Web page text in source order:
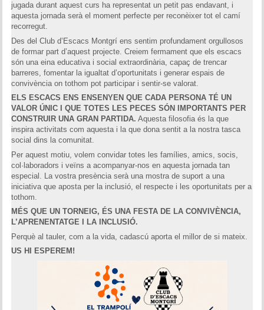
jugada durant aquest curs ha representat un petit pas endavant, i
aquesta jornada serà el moment perfecte per reconèixer tot el camí
recorregut.
Des del Club d’Escacs Montgrí ens sentim profundament orgullosos
de formar part d’aquest projecte. Creiem fermament que els escacs
són una eina educativa i social extraordinària, capaç de trencar
barreres, fomentar la igualtat d’oportunitats i generar espais de
convivència on tothom pot participar i sentir-se valorat.
ELS ESCACS ENS ENSENYEN QUE CADA PERSONA TÉ UN
VALOR ÚNIC I QUE TOTES LES PECES SÓN IMPORTANTS PER
CONSTRUIR UNA GRAN PARTIDA. Aquesta filosofia és la que
inspira activitats com aquesta i la que dona sentit a la nostra tasca
social dins la comunitat.
Per aquest motiu, volem convidar totes les famílies, amics, socis,
col·laboradors i veïns a acompanyar-nos en aquesta jornada tan
especial. La vostra presència serà una mostra de suport a una
iniciativa que aposta per la inclusió, el respecte i les oportunitats per a
tothom.
MÉS QUE UN TORNEIG, ÉS UNA FESTA DE LA CONVIVÈNCIA,
L’APRENENTATGE I LA INCLUSIÓ.
Perquè al tauler, com a la vida, cadascú aporta el millor de si mateix.
US HI ESPEREM!